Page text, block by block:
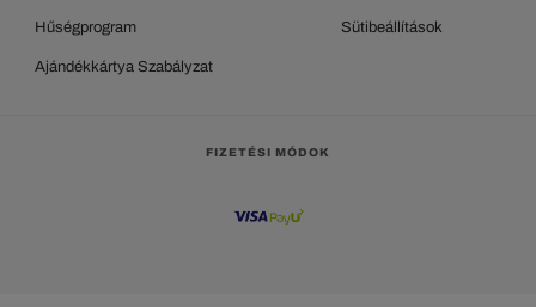
Hűségprogram
Ajándékkártya Szabályzat
Sütibeállítások
FIZETÉSI MÓDOK